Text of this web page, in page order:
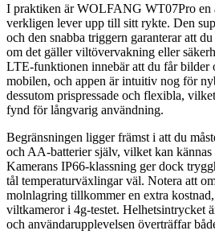
I praktiken är WOLFANG WT07Pro en
verkligen lever upp till sitt rykte. Den
och den snabba triggern garanterar att
om det gäller viltövervakning eller
LTE-funktionen innebär att du får bilder
mobilen, och appen är intuitiv nog för
dessutom prispressade och flexibla,
fynd för långvarig användning.
Begränsningen ligger främst i att du
och AA-batterier själv, vilket kan
Kamerans IP66-klassning ger dock
tål temperaturväxlingar väl. Notera att
molnlagring tillkommer en extra
viltkameror i 4g-testet. Helhetsintrycket
och användarupplevelsen överträffar